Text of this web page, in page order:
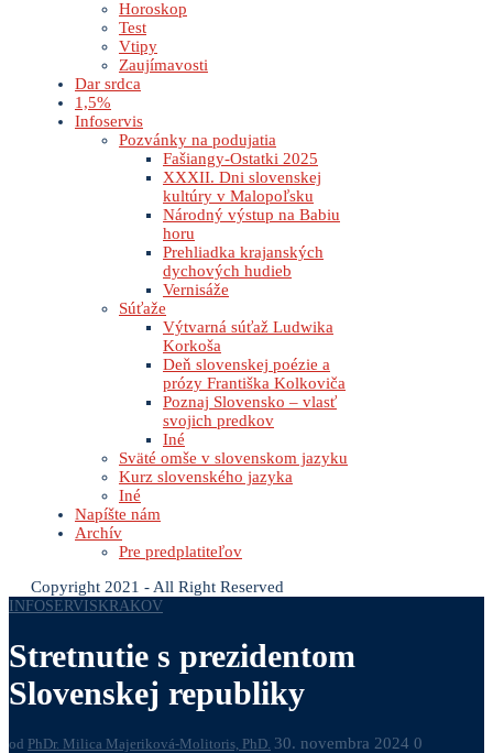
Horoskop
Test
Vtipy
Zaujímavosti
Dar srdca
1,5%
Infoservis
Pozvánky na podujatia
Fašiangy-Ostatki 2025
XXXII. Dni slovenskej
kultúry v Malopoľsku
Národný výstup na Babiu
horu
Prehliadka krajanských
dychových hudieb
Vernisáže
Súťaže
Výtvarná súťaž Ludwika
Korkoša
Deň slovenskej poézie a
prózy Františka Kolkoviča
Poznaj Slovensko – vlasť
svojich predkov
Iné
Sväté omše v slovenskom jazyku
Kurz slovenského jazyka
Iné
Napíšte nám
Archív
Pre predplatiteľov
Copyright 2021 - All Right Reserved
INFOSERVIS KRAKOV
Stretnutie s prezidentom
Slovenskej republiky
od PhDr. Milica Majeriková-Molitoris, PhD. 30. novembra 2024 0